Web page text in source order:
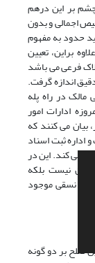
چشم بر این درهم
اجمالی و بدون
حدود به مفهوم
براین، تعیین
فرعی می باشد
اندازه گرفت.
در راه پله
ادارات امور
بیان می کنند که
ثبت اسناد
می کند. این در
نیست بلکه
نسقی موجود
صلح بر دو گونه